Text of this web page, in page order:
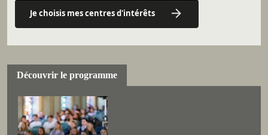
Je choisis mes centres d'intérêts
Découvrir le programme